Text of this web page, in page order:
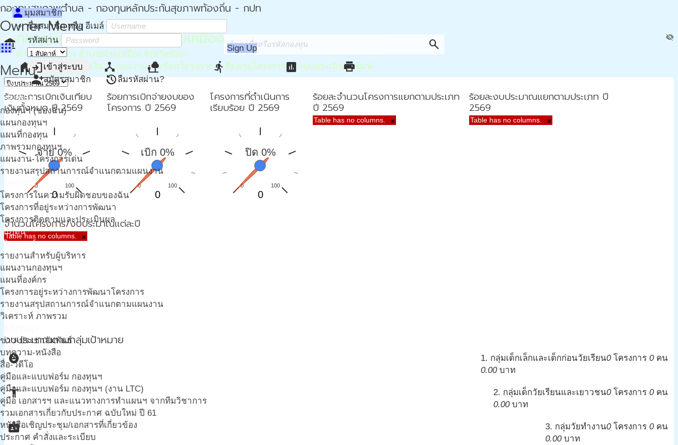
กองทุนสุขภาพตำบล - กองทุนหลักประกันสุขภาพท้องถิ่น - กปท
Owner Menu
apps
person มุมสมาชิก
ชื่อสมาชิก หรือ อีเมล์
รหัสผ่าน
visibility_off
loginเข้าสู่ระบบ
person_addสมัครสมาชิก restoreลืมรหัสผ่าน?
Sign Up
Menu
หน้าแรก
กองทุนฯ
กองทุนฯ (ของฉัน)
แผนกองทุนฯ
แผนที่กองทุน
ภาพรวมกองทุนฯ
แผนงาน-โครงการเด่น
รายงานสรุปสถานการณ์จำแนกตามแผนงาน
โครงการ
โครงการในความรับผิดชอบของฉัน
โครงการที่อยู่ระหว่างการพัฒนา
โครงการติดตามและประเมินผล
ปฎิทิน
วิเคราะห์
รายงานสำหรับผู้บริหาร
แผนงานกองทุนฯ
แผนที่องค์กร
โครงการอยู่ระหว่างการพัฒนาโครงการ
รายงานสรุปสถานการณ์จำแนกตามแผนงาน
วิเคราะห์ ภาพรวม
ข่าว-ประชาสัมพันธ์
บทความ-หนังสือ
สื่อ-วีดีโอ
คู่มือและแบบฟอร์ม กองทุนฯ
คู่มือและแบบฟอร์ม กองทุนฯ (งาน LTC)
คู่มือ เอกสารฯ และแนวทางการทำแผนฯ จากทีมวิชาการ
รวมเอกสารเกี่ยวกับประกาศ ฉบับใหม่ ปี 61
หนังสือเชิญประชุม/เอกสารที่เกี่ยวข้อง
ประกาศ คำสั่งและระเบียบ
account_balanceกองทุนสุขภาพตำบล อบต.ท้ายเหมือง
ตำบลท้ายเหมือง อำเภอท้ายเหมือง จังหวัดพังงา
search
home หน้าหลักattach_moneyการเงิน device_hubแผนงานnature_peopleเขียนโครงการdirections_run ติดตามโครงการassessment แบบประเมินprintพิมพ์
ร้อยละการเบิกเงินเทียบ
เงินทั้งหมด ปี 2569
จ่าย 0%
0 100
0
ร้อยการเบิกจ่ายงบของ
โครงการ ปี 2569
เบิก 0%
0 100
0
โครงการที่ดำเนินการ
เรียบร้อย ปี 2569
ปิด 0%
0 100
0
ร้อยละจำนวนโครงการแยกตามประเภท
ปี 2569
Table has no columns. ×
ร้อยละงบประมาณแยกตามประเภท ปี
2569
Table has no columns. ×
จำนวนโครงการ/งบประมาณแต่ละปี
Table has no columns. ×
งบประมาณตามกลุ่มเป้าหมาย
child_care 1. กลุ่มเด็กเล็กและเด็กก่อนวัยเรียน0โครงการ 0คน
0.00บาท
accessibility_new 2. กลุ่มเด็กวัยเรียนและเยาวชน0โครงการ 0คน
0.00บาท
badge 3. กลุ่มวัยทำงาน0โครงการ 0คน
0.00บาท